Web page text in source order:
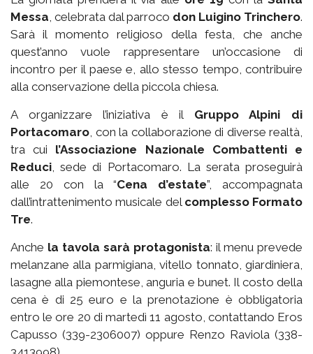
Messa , celebrata dal parroco don Luigino Trinchero.
Sarà il momento religioso della festa, che anche
quest’anno vuole rappresentare un’occasione di
incontro per il paese e, allo stesso tempo, contribuire
alla conservazione della piccola chiesa.
A organizzare l’iniziativa è il Gruppo Alpini di
Portacomaro , con la collaborazione di diverse realtà,
tra cui l’Associazione Nazionale Combattenti e
Reduci , sede di Portacomaro. La serata proseguirà
alle 20 con la “Cena d’estate”, accompagnata
dall’intrattenimento musicale del complesso Formato
Tre.
Anche la tavola sarà protagonista: il menu prevede
melanzane alla parmigiana, vitello tonnato, giardiniera,
lasagne alla piemontese, anguria e bunet. Il costo della
cena è di 25 euro e la prenotazione è obbligatoria
entro le ore 20 di martedì 11 agosto, contattando Eros
Capusso (339-2306007) oppure Renzo Raviola (338-